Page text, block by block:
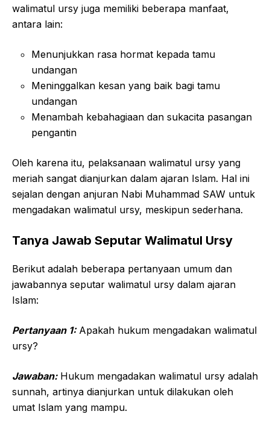
walimatul ursy juga memiliki beberapa manfaat,
antara lain:
Menunjukkan rasa hormat kepada tamu
undangan
Meninggalkan kesan yang baik bagi tamu
undangan
Menambah kebahagiaan dan sukacita pasangan
pengantin
Oleh karena itu, pelaksanaan walimatul ursy yang
meriah sangat dianjurkan dalam ajaran Islam. Hal ini
sejalan dengan anjuran Nabi Muhammad SAW untuk
mengadakan walimatul ursy, meskipun sederhana.
Tanya Jawab Seputar Walimatul Ursy
Berikut adalah beberapa pertanyaan umum dan
jawabannya seputar walimatul ursy dalam ajaran
Islam:
Pertanyaan 1:Apakah hukum mengadakan walimatul
ursy?
Jawaban:Hukum mengadakan walimatul ursy adalah
sunnah, artinya dianjurkan untuk dilakukan oleh
umat Islam yang mampu.